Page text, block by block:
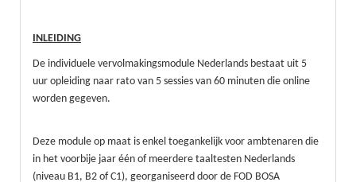
INLEIDING
De individuele vervolmakingsmodule Nederlands bestaat uit 5
uur opleiding naar rato van 5 sessies van 60 minuten die online
worden gegeven.
Deze module op maat is enkel toegankelijk voor ambtenaren die
in het voorbije jaar één of meerdere taaltesten Nederlands
(niveau B1, B2 of C1), georganiseerd door de FOD BOSA